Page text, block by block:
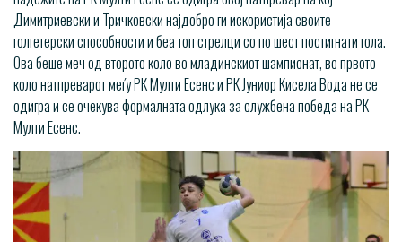
Димитриевски и Тричковски најдобро ги искористија своите
голгетерски способности и беа топ стрелци со по шест постигнати гола.
Ова беше меч од второто коло во младинскиот шампионат, во првото
коло натпреварот меѓу РК Мулти Есенс и РК Јуниор Кисела Вода не се
одигра и се очекува формалната одлука за службена победа на РК
Мулти Есенс.